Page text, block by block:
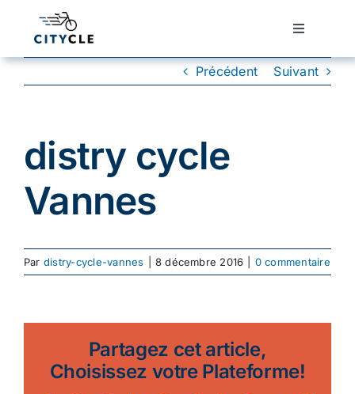
Toggle
Vélos de ville
Conseils
Ecologie
Précédent Suivant
distry cycle
Vannes
Par distry-cycle-vannes 8 décembre 2016 0 commentaire
Partagez cet article,
Choisissez votre Plateforme!